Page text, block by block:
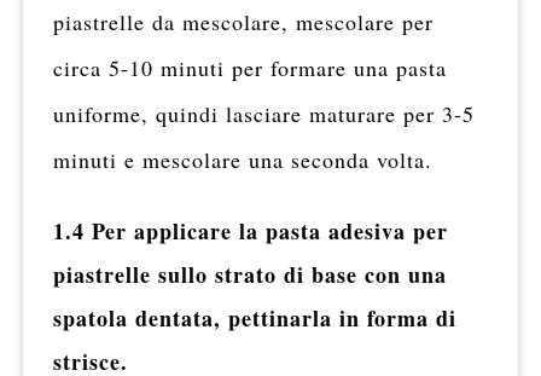
piastrelle da mescolare, mescolare per
circa 5-10 minuti per formare una pasta
uniforme, quindi lasciare maturare per 3-5
minuti e mescolare una seconda volta.
1.4 Per applicare la pasta adesiva per
piastrelle sullo strato di base con una
spatola dentata, pettinarla in forma di
strisce.